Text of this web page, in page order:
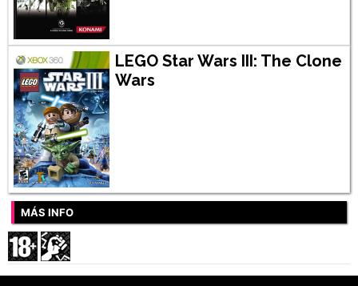
LEGO Star Wars III: The Clone
Wars
MÁS INFO